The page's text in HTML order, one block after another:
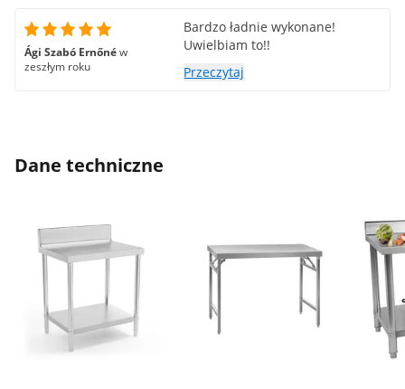
Ági Szabó Ernőnéw
zeszłym roku
Bardzo ładnie wykonane!
Uwielbiam to!!
Przeczytaj
Dane techniczne